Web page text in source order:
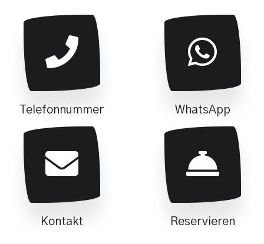
Telefonnummer WhatsApp
Kontakt Reservieren